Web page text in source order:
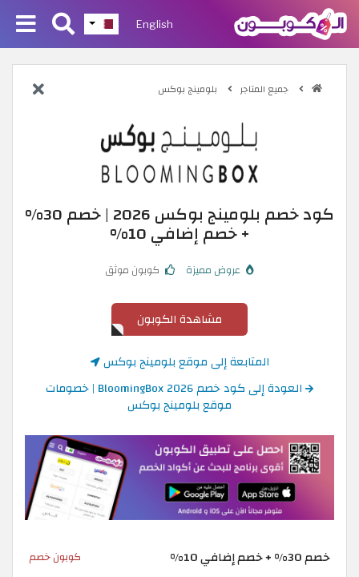
English
جميع المتاجر بلومينج بوكس
كود خصم بلومينج بوكس 2026 | خصم 30%
+ خصم إضافي 10%
عروض مميزة كوبون موثق
مشاهدة الكوبون
المتابعة إلى موقع بلومينج بوكس
العودة إلى كود خصم BloomingBox 2026 | خصومات
موقع بلومينج بوكس
خصم 30% + خصم إضافي 10% كوبون خصم